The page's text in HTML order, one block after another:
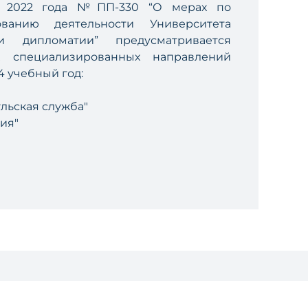
2022 года №ПП-330 “О мерах по
деятельности Университета
предусматривается
направлений
учебный год:
служба"